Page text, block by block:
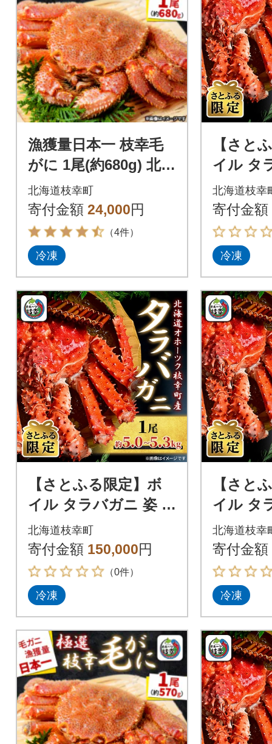
漁獲量日本一 枝幸毛
がに 1尾(約680g) 北海
道枝幸町産
北海道枝幸町
寄付金額 24,000円
（4件）
冷凍
【さと
イル タ
尾 (約
北海道
町産
北海道枝幸
寄付金額
冷凍
【さとふる限定】ボ
イル タラバガニ 姿 1
尾 (約5.0kg～5.3kg)
北海道オホーツク枝幸
町産
北海道枝幸町
寄付金額 150,000円
（0件）
冷凍
【さと
イル タ
尾 (約
北海道
町産
北海道枝幸
寄付金額
冷凍